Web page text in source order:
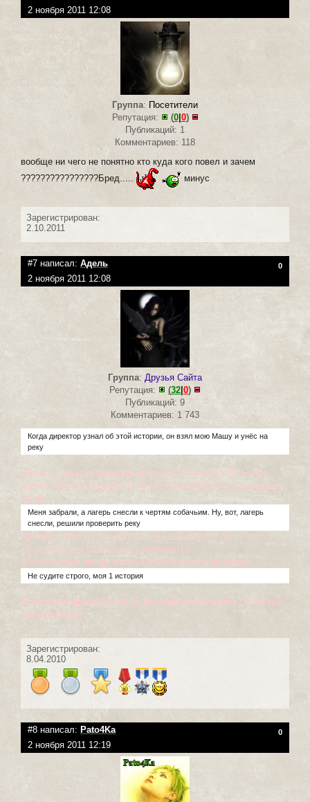
2 ноября 2011 12:08
Группа: Посетители
Репутация:
(0| 0)
Публикаций: 1
Комментариев: 118
вообще ни чего не понятно кто куда кого повел и зачем
????????????????Бред.....
минус
Зарегистрирован:
2.10.2011
#7 написал: Адель 0
2 ноября 2011 12:08
Группа: Друзья Сайта
Репутация:
(32 0)
Публикаций: 9
Комментариев: 1 743
Когда директор узнал об этой истории, он взял мою Машу и унёс на
реку
Нафига директор твою Машу на реку потащил? И вообще
звучит, какбудто директор самый последний о произошедшем
узнал.
Меня забрали, а лагерь снесли к чертям собачьим. Ну, вот, лагерь
снесли, решили проверить реку
Почему снесли лагерь? Изза повешенной? И в честь чего в
голову кому то пришло реку проверить?
Я тоже логики между всеми событиями не улавливаю.
Не судите строго, моя 1 история
без комментариев) но минус все таки не поставлю. По своим
соображениям
Зарегистрирован:
8.04.2010
#8 написал: Pato4Ka 0
2 ноября 2011 12:19